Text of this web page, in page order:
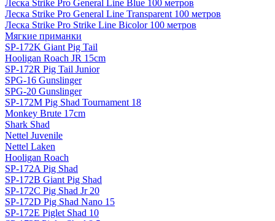
Леска Strike Pro General Line Blue 100 метров
Леска Strike Pro General Line Transparent 100 метров
Леска Strike Pro Strike Line Bicolor 100 метров
Мягкие приманки
SP-172K Giant Pig Tail
Hooligan Roach JR 15cm
SP-172R Pig Tail Junior
SPG-16 Gunslinger
SPG-20 Gunslinger
SP-172M Pig Shad Tournament 18
Monkey Brute 17cm
Shark Shad
Nettel Juvenile
Nettel Laken
Hooligan Roach
SP-172A Pig Shad
SP-172B Giant Pig Shad
SP-172C Pig Shad Jr 20
SP-172D Pig Shad Nano 15
SP-172E Piglet Shad 10